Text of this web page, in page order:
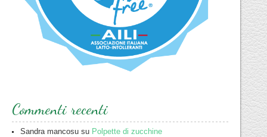
Commenti recenti
Sandra mancosu su Polpette di zucchine